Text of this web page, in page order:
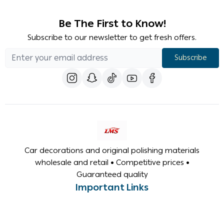
Be The First to Know!
Subscribe to our newsletter to get fresh offers.
Subscribe
Car decorations and original polishing materials
wholesale and retail • Competitive prices •
Guaranteed quality
Important Links